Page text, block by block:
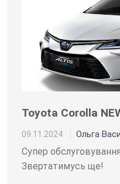
Toyota Corolla
09.11.2024 Ольга
Супер
Звертатимусь ще!